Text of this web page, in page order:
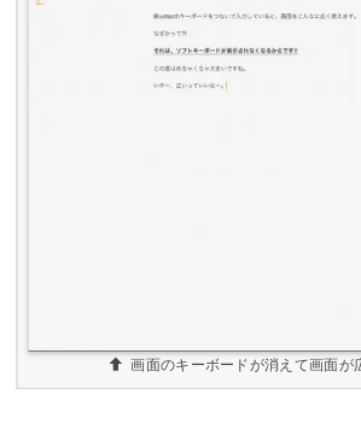
画面のキーボードが消えて画面が